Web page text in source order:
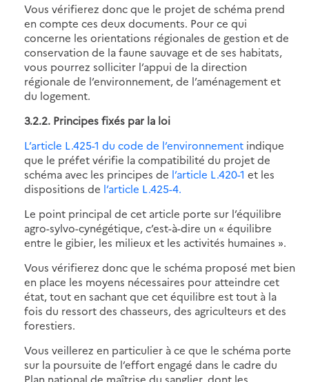
Vous vérifierez donc que le projet de schéma prend
en compte ces deux documents. Pour ce qui
concerne les orientations régionales de gestion et de
conservation de la faune sauvage et de ses habitats,
vous pourrez solliciter l’appui de la direction
régionale de l’environnement, de l’aménagement et
du logement.
3.2.2. Principes fixés par la loi
L’article L.425-1 du code de l’environnement indique
que le préfet vérifie la compatibilité du projet de
schéma avec les principes de l’article L.420-1 et les
dispositions de l’article L.425-4.
Le point principal de cet article porte sur l’équilibre
agro-sylvo-cynégétique, c’est-à-dire un « équilibre
entre le gibier, les milieux et les activités humaines ».
Vous vérifierez donc que le schéma proposé met bien
en place les moyens nécessaires pour atteindre cet
état, tout en sachant que cet équilibre est tout à la
fois du ressort des chasseurs, des agriculteurs et des
forestiers.
Vous veillerez en particulier à ce que le schéma porte
sur la poursuite de l’effort engagé dans le cadre du
Plan national de maîtrise du sanglier, dont les